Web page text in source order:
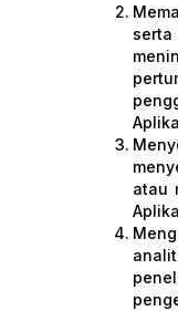
serta
atau